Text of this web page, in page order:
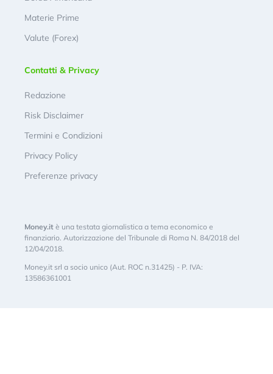
Materie Prime
Valute (Forex)
Contatti & Privacy
Redazione
Risk Disclaimer
Termini e Condizioni
Privacy Policy
Preferenze privacy
Money.it è una testata giornalistica a tema economico e
finanziario. Autorizzazione del Tribunale di Roma N. 84/2018 del
12/04/2018.
Money.it srl a socio unico (Aut. ROC n.31425) - P. IVA:
13586361001